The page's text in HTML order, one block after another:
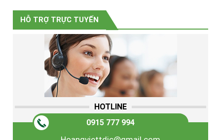
HỖ TRỢ TRỰC TUYẾN
HOTLINE
0915 777 994